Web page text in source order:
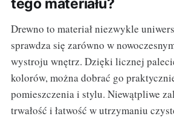
tego materiału?
Drewno to materiał niezwykle
sprawdza się zarówno w
wystroju wnętrz. Dzięki licznej
kolorów, można dobrać go
pomieszczenia i stylu. Niewątpliwe
trwałość i łatwość w utrzymaniu